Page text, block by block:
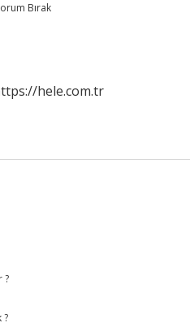
Bırak
hele.com.tr
?
?